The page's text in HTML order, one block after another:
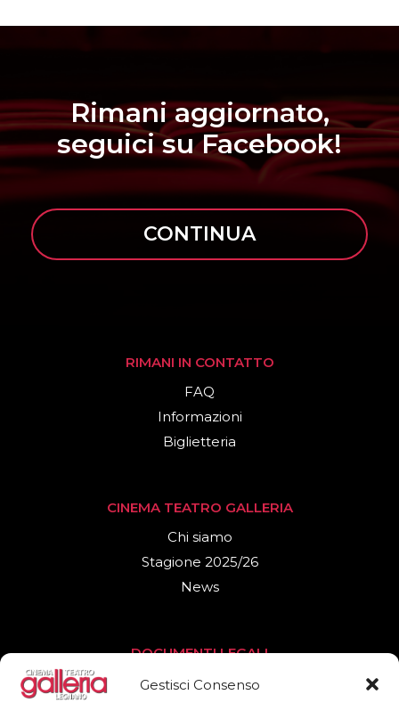
Gestisci Consenso
Rimani aggiornato,
seguici su Facebook!
CONTINUA
RIMANI IN CONTATTO
FAQ
Informazioni
Biglietteria
CINEMA TEATRO GALLERIA
Chi siamo
Stagione 2025/26
News
DOCUMENTI LEGALI
Privacy Policy